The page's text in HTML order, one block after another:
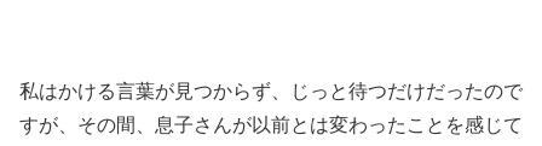
私はかける言葉が見つからず、じっと待つだけだったので
すが、その間、息子さんが以前とは変わったことを感じて